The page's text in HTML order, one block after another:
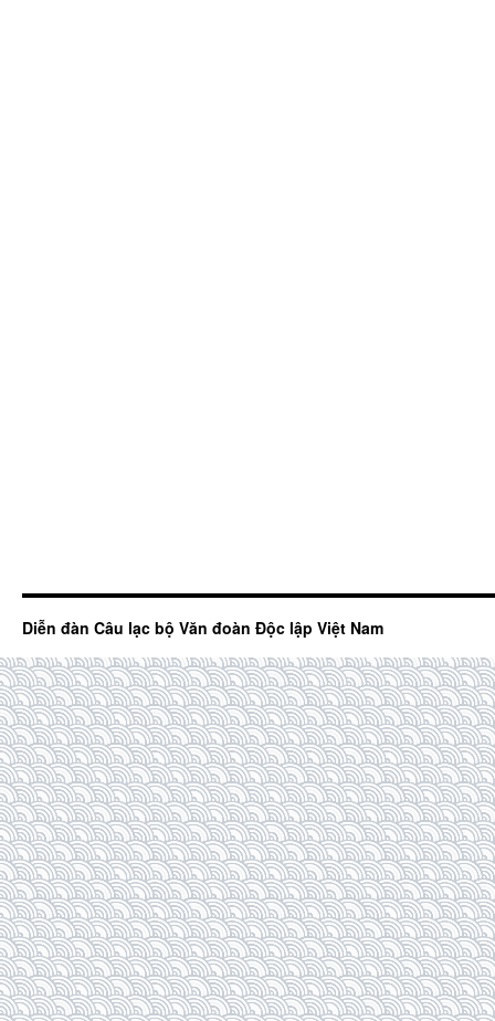
Diễn đàn Câu lạc bộ Văn đoàn Độc lập Việt Nam